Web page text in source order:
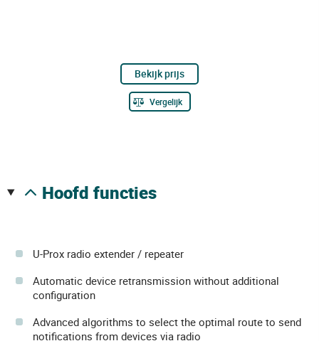
Bekijk prijs
Vergelijk
hoofd functies
U-Prox radio extender / repeater
Automatic device retransmission without additional
configuration
Advanced algorithms to select the optimal route to send
notifications from devices via radio